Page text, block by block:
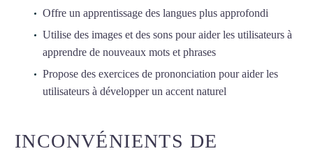
Offre un apprentissage des langues plus approfondi
Utilise des images et des sons pour aider les utilisateurs à
apprendre de nouveaux mots et phrases
Propose des exercices de prononciation pour aider les
utilisateurs à développer un accent naturel
INCONVÉNIENTS DE